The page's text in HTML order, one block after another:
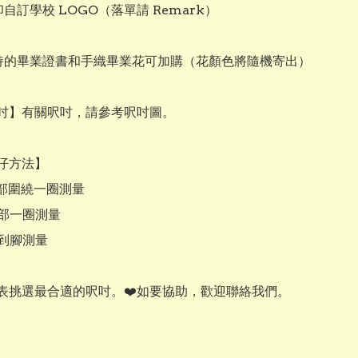
自訂學校 LOGO（落單請 Remark）
的畢業證書和手織畢業花可加購（花顏色將隨機寄出）
】有關呎吋，請參考呎吋圖。
方法】
圍繞一圈測量
一圈測量
腳測量
挑選最合適的呎吋。❤️如要協助，歡迎聯絡我們。